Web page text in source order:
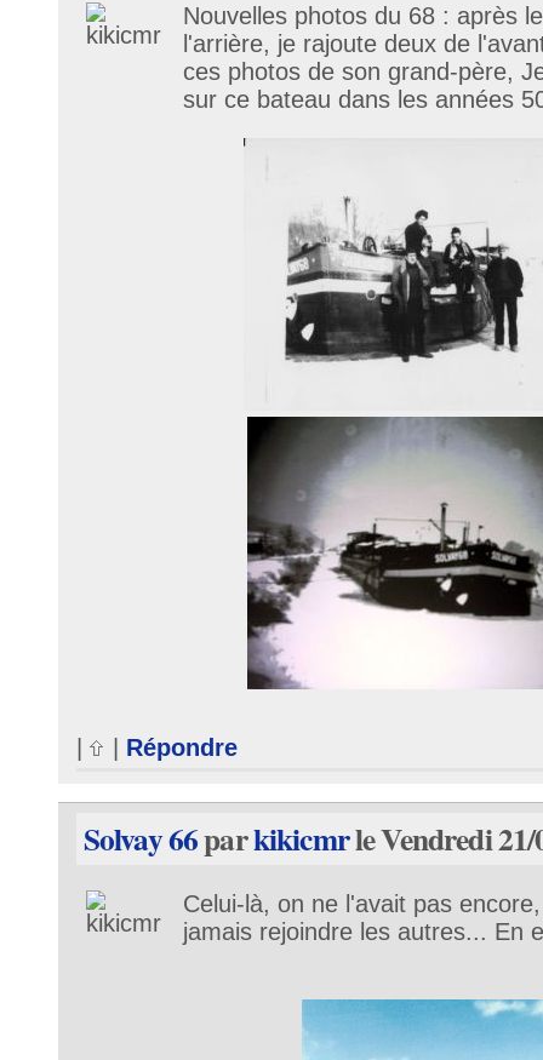
Nouvelles photos du 68 : après
l'arrière, je rajoute deux de
ces photos de son grand-père,
sur ce bateau dans les années
Répondre
Solvay 66parkikicmrle Vendredi 21/
Celui-là, on ne l'avait pas
jamais rejoindre les autres... En